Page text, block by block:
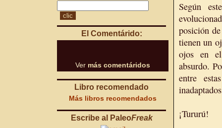
El Comentárido:
Ver más comentáridos
Libro recomendado
Más libros recomendados
Escribe al PaleoFreak
Según
posición
tienen un
ojos en el
absurdo.
entre
¡Tururú!